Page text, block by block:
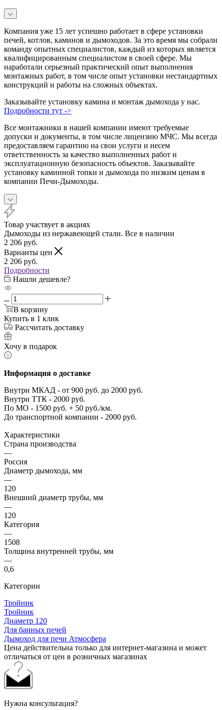
Компания уже 15 лет успешно работает в сфере установки
печей, котлов, каминов и дымоходов. За это время мы собрали
команду опытных специалистов, каждый из которых является
квалифицированным специалистом в своей сфере. Мы
наработали серьезный практический опыт выполнения
монтажных работ, в том числе опыт установки нестандартных
конструкций и работы на сложных объектах.
Заказывайте установку камина и монтаж дымохода у нас.
Подробности тут ->
Все монтажники в нашей компании имеют требуемые
допуски и документы, в том числе лицензию МЧС. Мы всегда
предоставляем гарантию на свои услуги и несем
ответственность за качество выполненных работ и
эксплуатационную безопасность объектов. Заказывайте
установку каминной топки и дымохода по низким ценам в
компании Печи-Дымоходы.
Товар участвует в акциях
Дымоходы из нержавеющей стали. Все в наличии
2 206 руб.
Варианты цен
2 206 руб.
Подробности
Нашли дешевле?
В корзину
Купить в 1 клик
Рассчитать доставку
Хочу в подарок
Информация о доставке
Внутри МКАД - от 900 руб. до 2000 руб.
Внутри ТТК - 2000 руб.
По МО - 1500 руб. + 50 руб./км.
До транспортной компании - 2000 руб.
Характеристики
Страна производства
—
Россия
Диаметр дымохода, мм
—
120
Внешний диаметр трубы, мм
—
120
Категория
—
1508
Толщина внутренней трубы, мм
—
0,6
Категории
Тройник
Тройник
Диаметр 120
Для банных печей
Дымоход для печи Атмосфера
Цена действительна только для интернет-магазина и может
отличаться от цен в розничных магазинах
Нужна консультация?